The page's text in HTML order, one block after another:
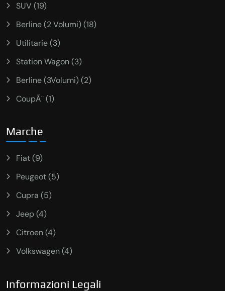
SUV (19)
Berline (2 Volumi) (18)
Utilitarie (3)
Station Wagon (3)
Berline (3Volumi) (2)
CoupÃ¨ (1)
Marche
Fiat (9)
Peugeot (5)
Cupra (5)
Jeep (4)
Citroen (4)
Volkswagen (4)
Informazioni Legali